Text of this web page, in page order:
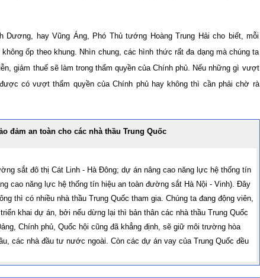
Dương, hay Vũng Áng, Phó Thủ tướng Hoàng Trung Hải cho biết, mỗi
ốp theo khung. Nhìn chung, các hình thức rất đa dạng mà chúng ta
giảm thuế sẽ làm trong thẩm quyền của Chính phủ. Nếu những gì vượt
có vượt thẩm quyền của Chính phủ hay không thì cần phải chờ rà
đảm an toàn cho các nhà thầu Trung Quốc
sắt đô thị Cát Linh - Hà Đông; dự án nâng cao năng lực hệ thống tín
cao năng lực hệ thống tín hiệu an toàn đường sắt Hà Nội - Vinh). Đây
thì có nhiều nhà thầu Trung Quốc tham gia. Chúng ta đang động viên,
khai dự án, bởi nếu dừng lại thì bản thân các nhà thầu Trung Quốc
Chính phủ, Quốc hội cũng đã khẳng định, sẽ giữ môi trường hòa
các nhà đầu tư nước ngoài. Còn các dự án vay của Trung Quốc đều